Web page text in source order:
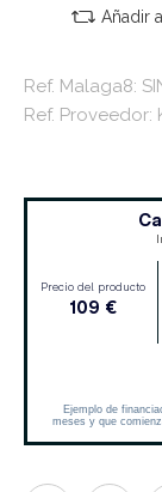
Añadir
Ref. Malaga8:
Ref. Proveedor: